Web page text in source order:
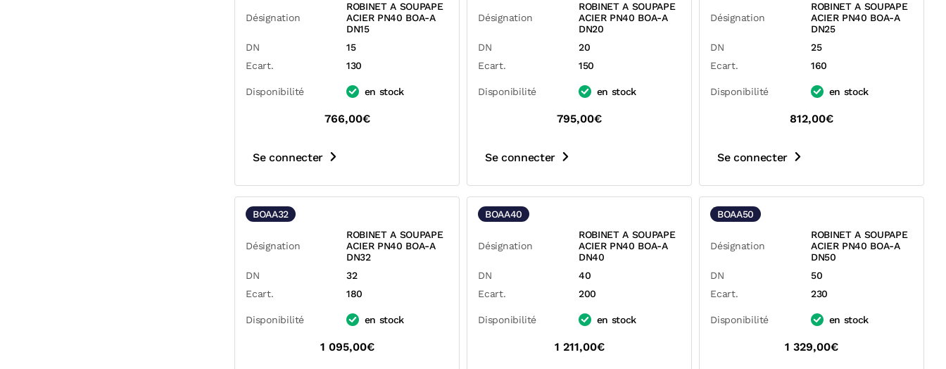
Désignation
ROBINET A SOUPAPE
ACIER PN40 BOA-A
DN15
DN
15
Ecart.
130
Disponibilité en stock
766,00€
Se connecter
Désignation
ROBINET A SOUPAPE
ACIER PN40 BOA-A
DN20
DN
20
Ecart.
150
Disponibilité en stock
795,00€
Se connecter
Désignation
ROBINET A SOUPAPE
ACIER PN40 BOA-A
DN25
DN
25
Ecart.
160
Disponibilité en stock
812,00€
Se connecter
BOAA32
Désignation
ROBINET A SOUPAPE
ACIER PN40 BOA-A
DN32
DN
32
Ecart.
180
Disponibilité en stock
1 095,00€
BOAA40
Désignation
ROBINET A SOUPAPE
ACIER PN40 BOA-A
DN40
DN
40
Ecart.
200
Disponibilité en stock
1 211,00€
BOAA50
Désignation
ROBINET A SOUPAPE
ACIER PN40 BOA-A
DN50
DN
50
Ecart.
230
Disponibilité en stock
1 329,00€